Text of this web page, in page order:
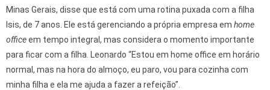
Minas Gerais, disse que está com uma rotina puxada com a filha
Isis, de 7 anos. Ele está gerenciando a própria empresa em home
officeem tempo integral, mas considera o momento importante
para ficar com a filha. Leonardo “Estou em home office em horário
normal, mas na hora do almoço, eu paro, vou para cozinha com
minha filha e ela me ajuda a fazer a refeição”.